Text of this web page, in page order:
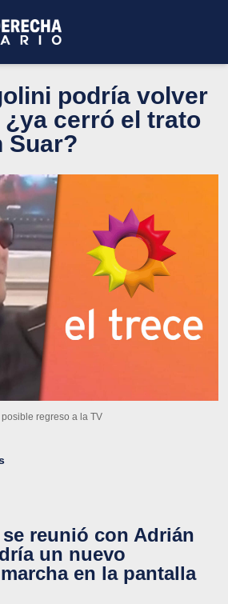
podría volver
¿ya cerró el trato
Suar?
regreso a la TV
reunió con Adrián
un nuevo
en la pantalla